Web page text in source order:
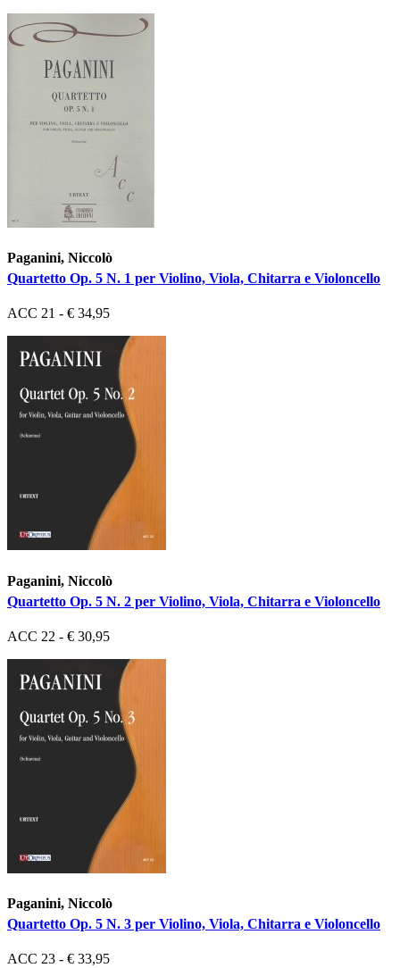
Paganini, Niccolò
Quartetto Op. 5 N. 1 per Violino, Viola, Chitarra e Violoncello
ACC 21 - € 34,95
Paganini, Niccolò
Quartetto Op. 5 N. 2 per Violino, Viola, Chitarra e Violoncello
ACC 22 - € 30,95
Paganini, Niccolò
Quartetto Op. 5 N. 3 per Violino, Viola, Chitarra e Violoncello
ACC 23 - € 33,95